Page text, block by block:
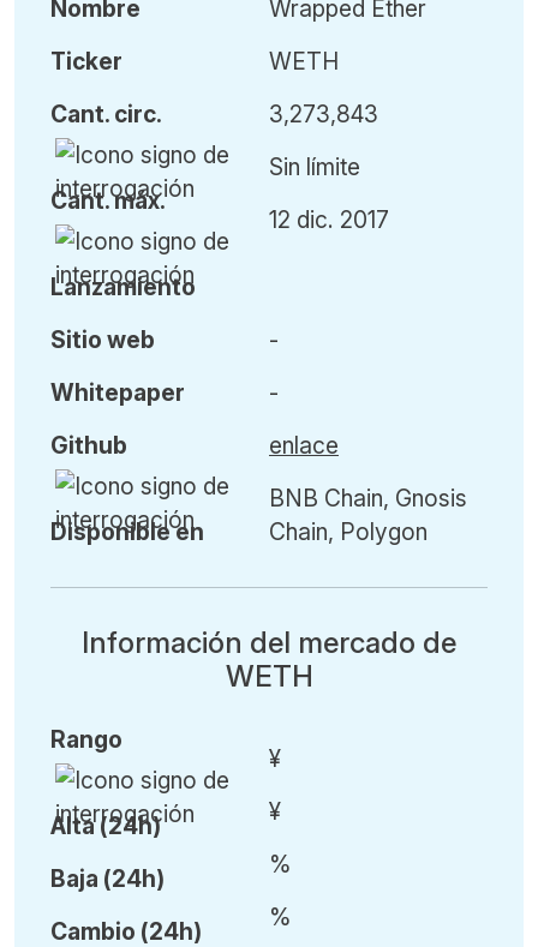
Nombre
Ticker
Cant. circ.
Cant.máx.
Lanzamiento
Wrapped Ether
WETH
3,273,843
Sin límite
12 dic. 2017
Sitio web
Whitepaper
Github
Disponible en
-
-
enlace
BNB Chain, Gnosis
Chain, Polygon
Información del mercado de
WETH
Rango
Alta (24h)
Baja (24h)
Cambio (24h)
¥
¥
%
%